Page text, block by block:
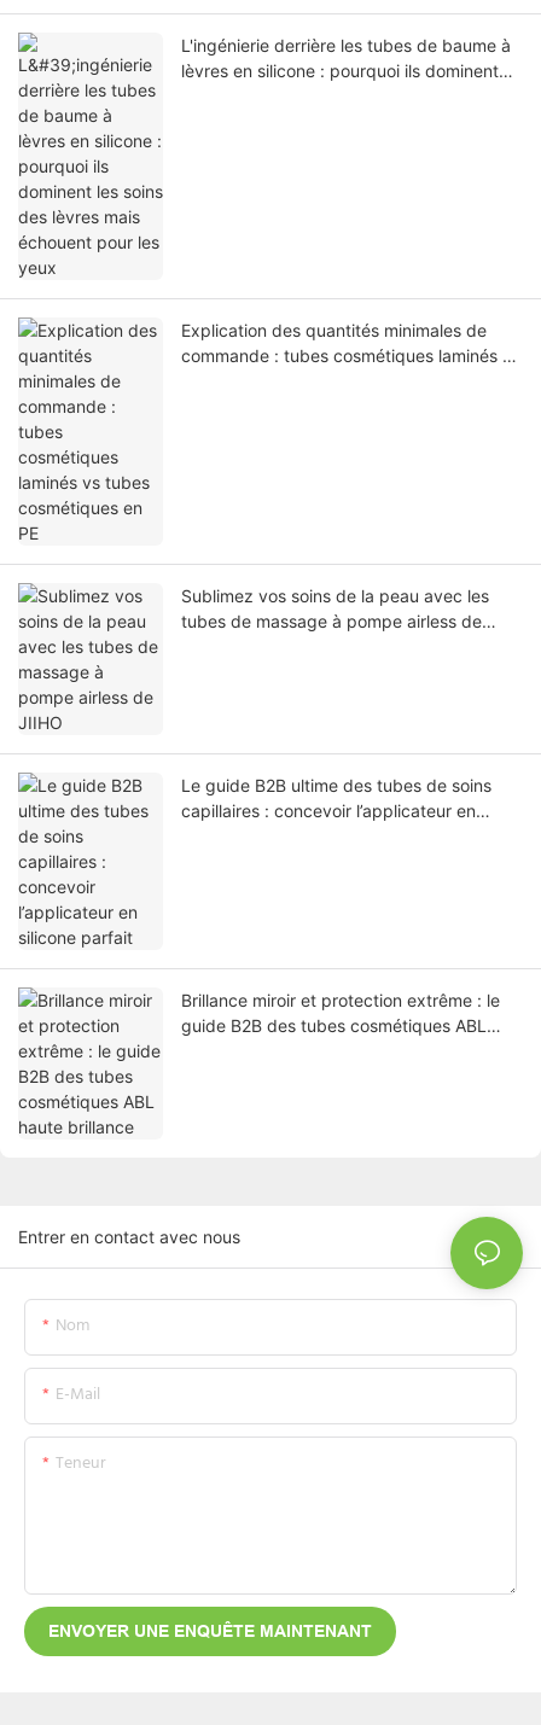
L'ingénierie derrière les tubes de baume à
lèvres en silicone : pourquoi ils dominent
Explication des quantités minimales de
commande : tubes cosmétiques laminés vs
Sublimez vos soins de la peau avec les
tubes de massage à pompe airless de
Le guide B2B ultime des tubes de soins
capillaires : concevoir l’applicateur en
Brillance miroir et protection extrême : le
guide B2B des tubes cosmétiques ABL
Entrer en contact avec nous
Nom
E-Mail
Teneur
ENVOYER UNE ENQUÊTE MAINTENANT